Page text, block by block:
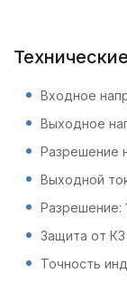
Входное
Выходное
Разрешение
Выходной
Разрешение:
Защита от
Точность